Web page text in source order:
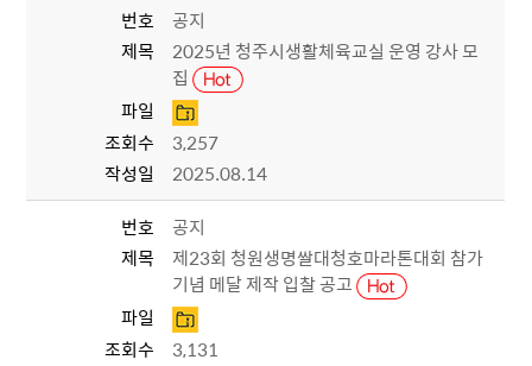
번호
공지
제목
2025년 청주시생활체육교실 운영 강사 모
집
파일
조회수
3,257
작성일
2025.08.14
번호
공지
제목
제23회 청원생명쌀대청호마라톤대회 참가
기념 메달 제작 입찰 공고
파일
조회수
3,131